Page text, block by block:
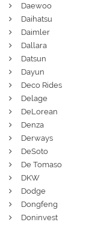
Daewoo
Daihatsu
Daimler
Dallara
Datsun
Dayun
Deco Rides
Delage
DeLorean
Denza
Derways
DeSoto
De Tomaso
DKW
Dodge
Dongfeng
Doninvest